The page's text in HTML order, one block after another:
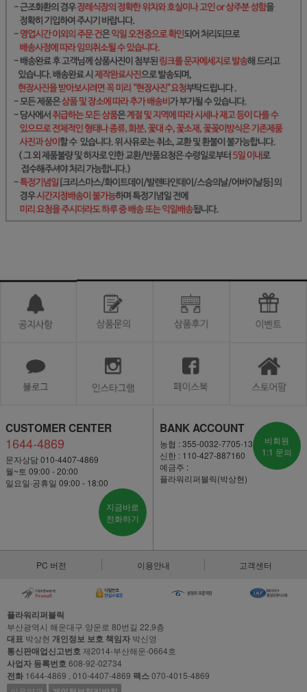
CUSTOMER CENTER
1644-4869
문자상담 010-4407-4869
월~토 09:00 - 20:00
일요일·공휴일 09:00 - 18:00
지금바로
전화하기
BANK ACCOUNT
농협 : 355-0032-7705-13
신한 : 110-427-887160
예금주 :
플라워리퍼블릭(박상현)
비회원
1:1 문의
PC 버전 이용안내 고객센터
플라워리퍼블릭
부산광역시 해운대구 양운로 80번길 22,9층
대표 박상현 개인정보 보호 책임자 박신영
통신판매업신고번호제2014-부산해운-0664호
사업자 등록번호608-92-02734
전화 1644-4869 , 010-4407-4869 팩스070-4015-4869